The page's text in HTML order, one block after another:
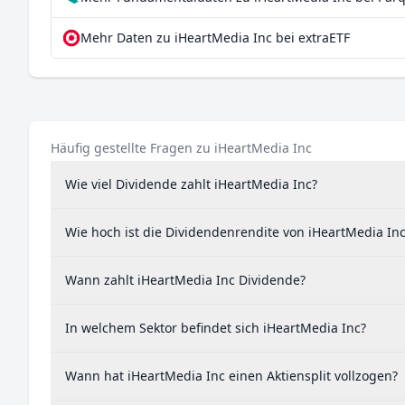
Mehr Daten zu iHeartMedia Inc bei extraETF
Häufig gestellte Fragen zu iHeartMedia Inc
Wie viel Dividende zahlt iHeartMedia Inc?
Wie hoch ist die Dividendenrendite von iHeartMedia
Wann zahlt iHeartMedia Inc Dividende?
In welchem Sektor befindet sich iHeartMedia Inc?
Wann hat iHeartMedia Inc einen Aktiensplit vollzogen?